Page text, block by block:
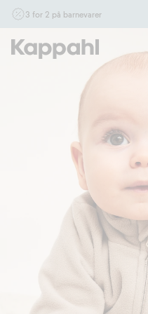
3 for 2 på barnevarer
17/8 i butikk & online for deg som er
andre tilbud eller rabatter.